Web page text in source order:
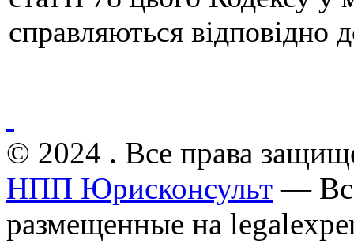
справляються відповідно
© 2024 . Все права
НПП Юрисконсульт —
размещенные на